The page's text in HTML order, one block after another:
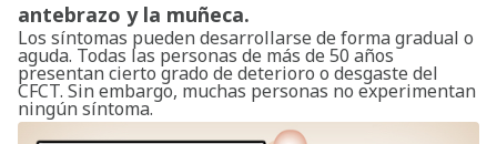
antebrazo y la muñeca.
Los síntomas pueden desarrollarse de forma gradual o
aguda. Todas las personas de más de 50 años
presentan cierto grado de deterioro o desgaste del
CFCT. Sin embargo, muchas personas no experimentan
ningún síntoma.